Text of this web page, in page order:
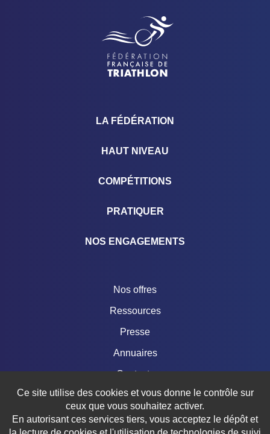
LA FÉDÉRATION
HAUT NIVEAU
COMPÉTITIONS
PRATIQUER
NOS ENGAGEMENTS
Nos offres
Ressources
Presse
Annuaires
Contacts
Boutique
Ce site utilise des cookies et vous donne le contrôle sur
ceux que vous souhaitez activer.
En autorisant ces services tiers, vous acceptez le dépôt et